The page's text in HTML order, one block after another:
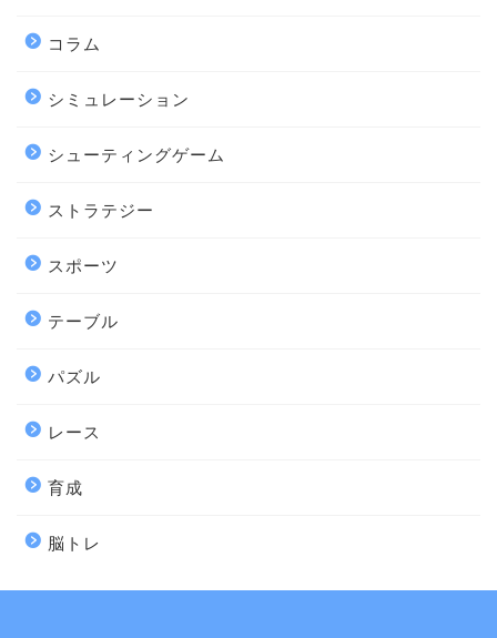
コラム
シミュレーション
シューティングゲーム
ストラテジー
スポーツ
テーブル
パズル
レース
育成
脳トレ